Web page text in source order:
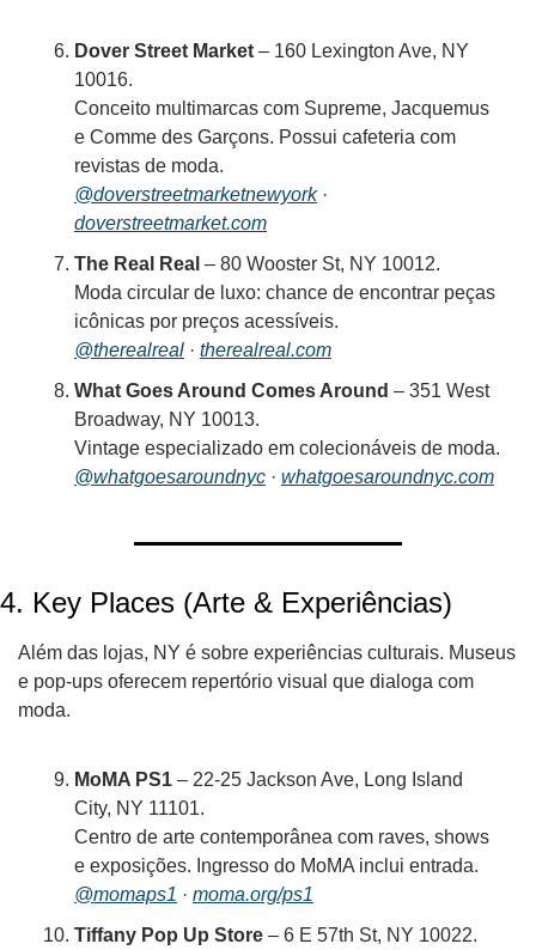
Dover Street Market – 160 Lexington Ave, NY
10016.
Conceito multimarcas com Supreme, Jacquemus
e Comme des Garçons. Possui cafeteria com
revistas de moda.
@doverstreetmarketnewyork
doverstreetmarket.com
The Real Real – 80 Wooster St, NY 10012.
Moda circular de luxo: chance de encontrar peças
icônicas por preços acessíveis.
@therealreal · therealreal.com
What Goes Around Comes Around – 351 West
Broadway, NY 10013.
@whatgoesaroundnyc · whatgoesaroundnyc.com
4. Key Places (Arte & Experiências)
Além das lojas, NY é sobre experiências culturais. Museus
e pop-ups oferecem repertório visual que dialoga com
moda.
MoMA PS1 – 22-25 Jackson Ave, Long Island
City, NY 11101.
Centro de arte contemporânea com raves, shows
e exposições. Ingresso do MoMA inclui entrada.
@momaps1 · moma.org/ps1
Tiffany Pop Up Store – 6 E 57th St, NY 10022.